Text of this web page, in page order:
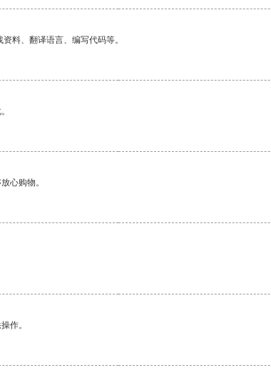
料、翻译语言、编写代码等。
心购物。
作。